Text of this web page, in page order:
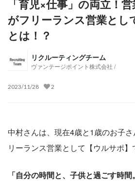
「育児×仕事」の両立！
がフリーランス営業とし
とは！？
リクルーティングチーム
ヴァンテージポイント株式会社 /
2023/11/28 2
中村さんは、現在4歳と1歳のお子
リーランス営業として【ウルサポ】
「自分の時間と、子供と過ごす時間